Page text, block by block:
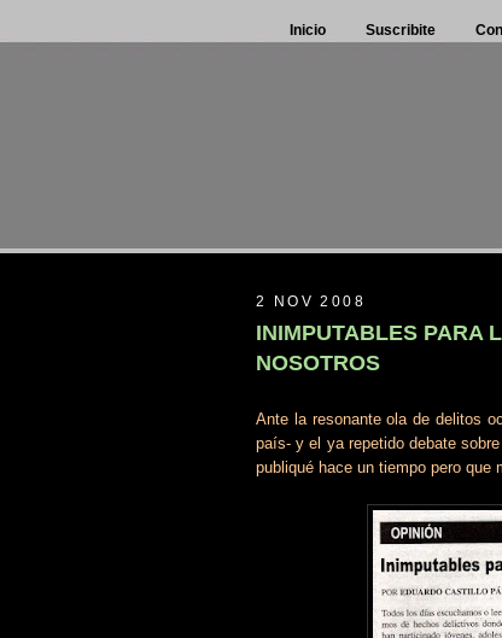
Inicio Suscribite
2 NOV 2008
INIMPUTABLES PARA
NOSOTROS
Ante la resonante ola de delitos
país- y el ya repetido debate
publiqué hace un tiempo pero